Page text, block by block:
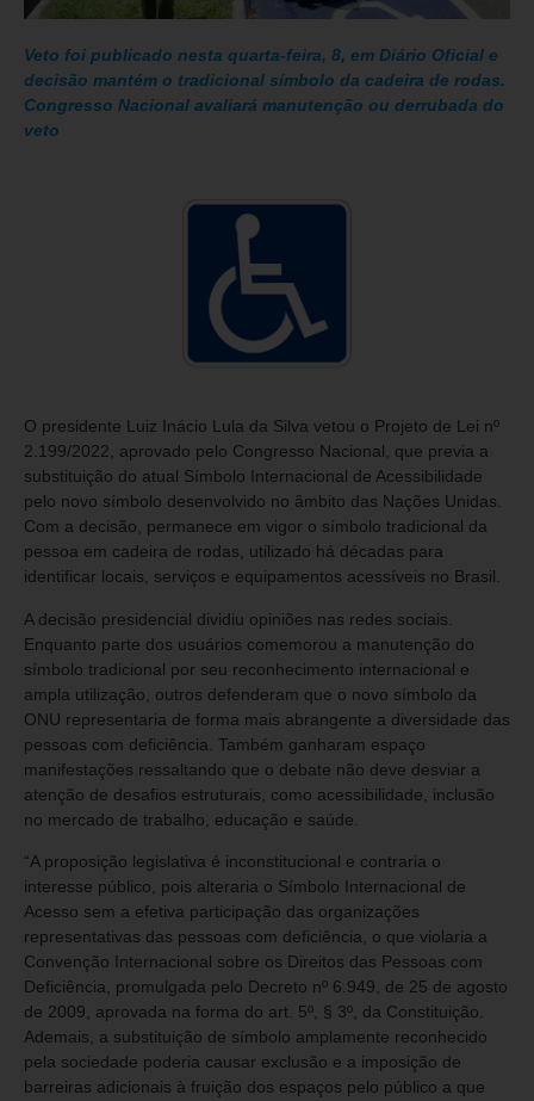
Veto foi publicado nesta quarta-feira, 8, em Diário Oficial e
decisão mantém o tradicional símbolo da cadeira de rodas.
Congresso Nacional avaliará manutenção ou derrubada do
veto
O presidente Luiz Inácio Lula da Silva vetou o Projeto de Lei nº
2.199/2022, aprovado pelo Congresso Nacional, que previa a
substituição do atual Símbolo Internacional de Acessibilidade
pelo novo símbolo desenvolvido no âmbito das Nações Unidas.
Com a decisão, permanece em vigor o símbolo tradicional da
pessoa em cadeira de rodas, utilizado há décadas para
identificar locais, serviços e equipamentos acessíveis no Brasil.
A decisão presidencial dividiu opiniões nas redes sociais.
Enquanto parte dos usuários comemorou a manutenção do
símbolo tradicional por seu reconhecimento internacional e
ampla utilização, outros defenderam que o novo símbolo da
ONU representaria de forma mais abrangente a diversidade das
pessoas com deficiência. Também ganharam espaço
manifestações ressaltando que o debate não deve desviar a
atenção de desafios estruturais, como acessibilidade, inclusão
no mercado de trabalho, educação e saúde.
“A proposição legislativa é inconstitucional e contraria o
interesse público, pois alteraria o Símbolo Internacional de
Acesso sem a efetiva participação das organizações
representativas das pessoas com deficiência, o que violaria a
Convenção Internacional sobre os Direitos das Pessoas com
Deficiência, promulgada pelo Decreto nº 6.949, de 25 de agosto
de 2009, aprovada na forma do art. 5º, § 3º, da Constituição.
Ademais, a substituição de símbolo amplamente reconhecido
pela sociedade poderia causar exclusão e a imposição de
barreiras adicionais à fruição dos espaços pelo público a que